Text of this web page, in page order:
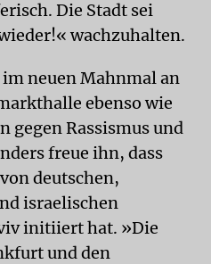
Die Stadt sei
wachzuhalten.
neuen Mahnmal an
ebenso wie
gegen Rassismus und
freue ihn, dass
deutschen,
israelischen
initiiert hat. »Die
und den